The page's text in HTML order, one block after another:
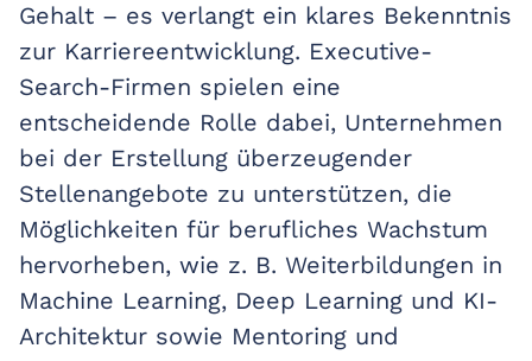
Gehalt – es verlangt ein klares Bekenntnis
zur Karriereentwicklung. Executive-
Search-Firmen spielen eine
entscheidende Rolle dabei, Unternehmen
bei der Erstellung überzeugender
Stellenangebote zu unterstützen, die
Möglichkeiten für berufliches Wachstum
hervorheben, wie z. B. Weiterbildungen in
Machine Learning, Deep Learning und KI-
Architektur sowie Mentoring und